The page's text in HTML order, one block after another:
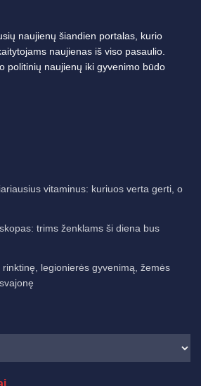
naujienų šiandien portalas, kurio
naujienas iš viso pasaulio.
politinių naujienų iki gyvenimo būdo
vitaminus: kuriuos verta gerti, o
trims ženklams ši diena bus
legionierės gyvenimą, žemės